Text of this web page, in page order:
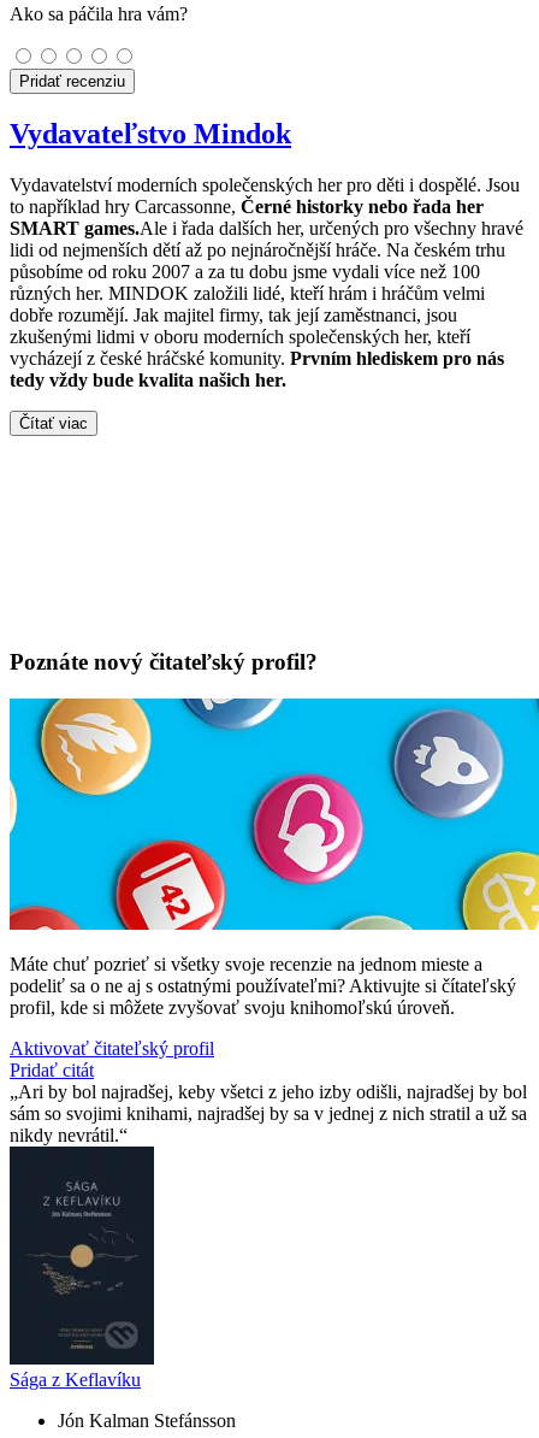
Ako sa páčila hra vám?
Pridať recenziu
Vydavateľstvo Mindok
Vydavatelství moderních společenských her pro děti i dospělé. Jsou
to například hry Carcassonne, Černé historky nebo řada her
SMART games.Ale i řada dalších her, určených pro všechny hravé
lidi od nejmenších dětí až po nejnáročnější hráče. Na českém trhu
působíme od roku 2007 a za tu dobu jsme vydali více než 100
různých her. MINDOK založili lidé, kteří hrám i hráčům velmi
dobře rozumějí. Jak majitel firmy, tak její zaměstnanci, jsou
zkušenými lidmi v oboru moderních společenských her, kteří
vycházejí z české hráčské komunity. Prvním hlediskem pro nás
tedy vždy bude kvalita našich her.
Čítať viac
Poznáte nový čitateľský profil?
Máte chuť pozrieť si všetky svoje recenzie na jednom mieste a
podeliť sa o ne aj s ostatnými používateľmi? Aktivujte si čítateľský
profil, kde si môžete zvyšovať svoju knihomoľskú úroveň.
Aktivovať čitateľský profil
Pridať citát
Ari by bol najradšej, keby všetci z jeho izby odišli, najradšej by bol
sám so svojimi knihami, najradšej by sa v jednej z nich stratil a už sa
nikdy nevrátil.
Sága z Keflavíku
Jón Kalman Stefánsson